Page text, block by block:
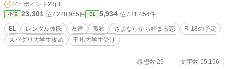
ようと頑張る、平凡な男子との妙な追いかけっこが始まる。
★15話ほどになる予定でしたが、終わりそうもないです(^◇
^;)！よろしくお願いします♡
24h.ポイント 28pt
小説 23,301 位 / 228,955件 BL 5,934 位 / 31,454件
BL レンタル彼氏 友達 孤独 さよならから始まる恋
R-18の予定
スパダリ大学生攻め
平凡大学生受け
感想数 29
文字数 55,196